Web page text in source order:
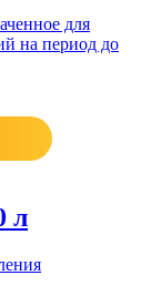
для
на период до
л